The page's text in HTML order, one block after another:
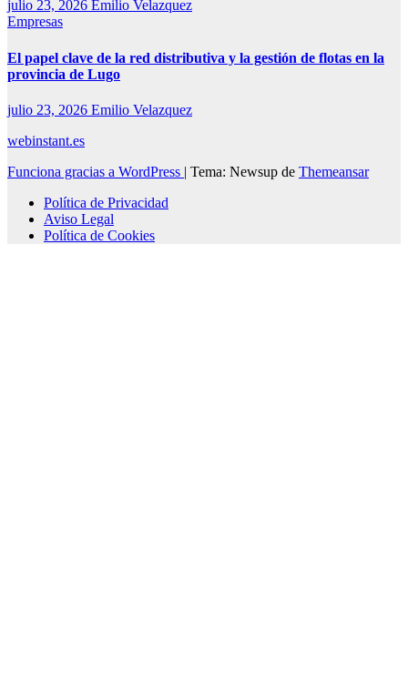
julio 23, 2026 Emilio Velazquez
Empresas
El papel clave de la red distributiva y la gestión de flotas en la
provincia de Lugo
julio 23, 2026 Emilio Velazquez
webinstant.es
Funciona gracias a WordPress | Tema: Newsup de Themeansar
Política de Privacidad
Aviso Legal
Política de Cookies